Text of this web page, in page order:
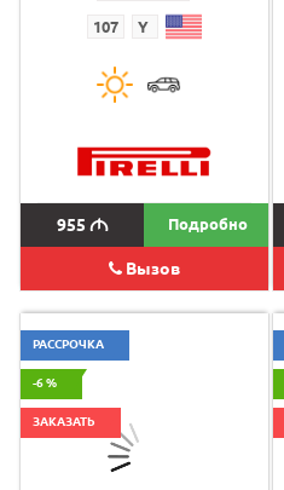
107 Y
955 M Подробно
Вызов
РАССРОЧКА
-6 %
ЗАКАЗАТЬ